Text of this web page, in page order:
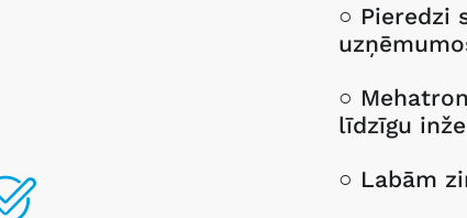
○ Pieredzi
○
līdzīgu
○ Labām